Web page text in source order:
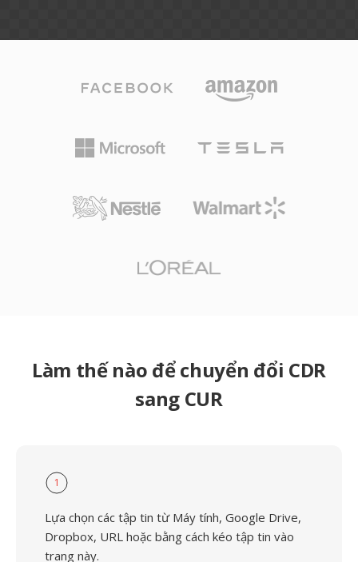
Làm thế nào để chuyển đổi CDR
sang CUR
1
Lựa chọn các tập tin từ Máy tính, Google Drive,
Dropbox, URL hoặc bằng cách kéo tập tin vào
trang này.